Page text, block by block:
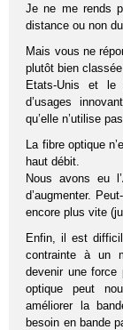
Je ne me rends
distance ou non du
Mais vous ne
plutôt bien
Etats-Unis et le
d’usages
qu’elle n’utilise
La fibre optique
haut débit.
Nous avons eu
d’augmenter.
encore plus vite
Enfin, il est
contrainte à un
devenir une
optique peut
améliorer la
besoin en bande